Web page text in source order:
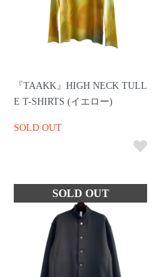
『TAAKK』HIGH NECK TULL
E T-SHIRTS (イエロー)
SOLD OUT